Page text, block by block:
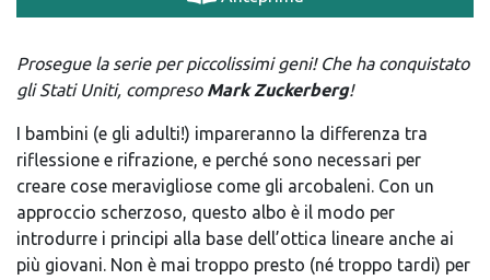
Prosegue la serie per piccolissimi geni! Che ha conquistato
gli Stati Uniti, compreso Mark Zuckerberg!
I bambini (e gli adulti!) impareranno la differenza tra
riflessione e rifrazione, e perché sono necessari per
creare cose meravigliose come gli arcobaleni. Con un
approccio scherzoso, questo albo è il modo per
introdurre i principi alla base dell’ottica lineare anche ai
più giovani. Non è mai troppo presto (né troppo tardi) per